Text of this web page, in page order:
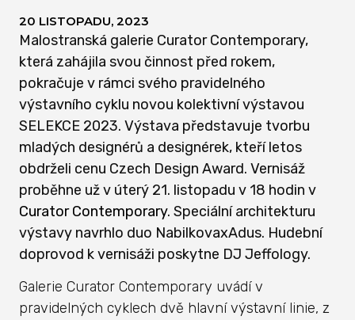
20 LISTOPADU, 2023
Malostranská galerie Curator Contemporary,
která zahájila svou činnost před rokem,
pokračuje v rámci svého pravidelného
výstavního cyklu novou kolektivní výstavou
SELEKCE 2023. Výstava představuje tvorbu
mladých designérů a designérek, kteří letos
obdrželi cenu Czech Design Award. Vernisáž
proběhne už v úterý 21. listopadu v 18 hodin v
Curator Contemporary. Speciální architekturu
výstavy navrhlo duo NabilkovaxAdus. Hudební
doprovod k vernisáži poskytne DJ Jeffology.
Galerie Curator Contemporary uvádí v
pravidelných cyklech dvě hlavní výstavní linie, z